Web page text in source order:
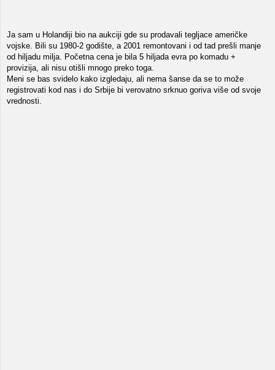
Ja sam u Holandiji bio na aukciji gde su prodavali tegljace američke
vojske. Bili su 1980-2 godište, a 2001 remontovani i od tad prešli manje
od hiljadu milja. Početna cena je bila 5 hiljada evra po komadu +
provizija, ali nisu otišli mnogo preko toga.
Meni se bas svidelo kako izgledaju, ali nema šanse da se to može
registrovati kod nas i do Srbije bi verovatno srknuo goriva više od svoje
vrednosti.